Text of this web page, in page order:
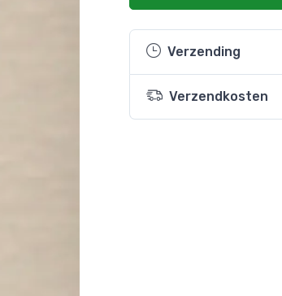
Verzending
Verzendkosten